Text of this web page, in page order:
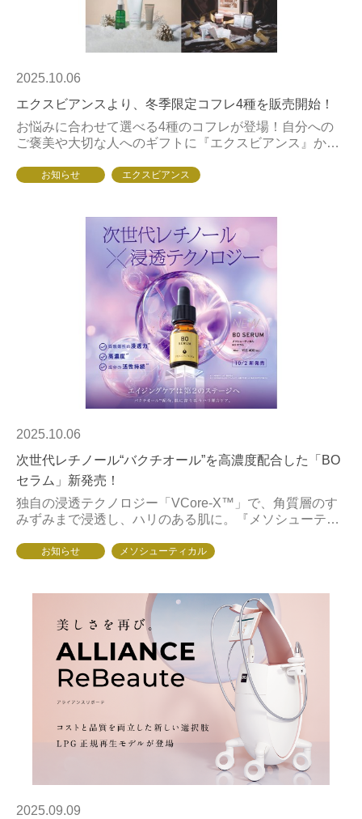
2025.10.06
エクスビアンスより、冬季限定コフレ4種を販売開始！
お悩みに合わせて選べる4種のコフレが登場！自分への
ご褒美や大切な人へのギフトに『エクスビアンス』から
スビアンス取扱店にて販売開始いたします。近年高...
お知らせ エクスビアンス
2025.10.06
次世代レチノール“バクチオール”を高濃度配合した「BO
セラム」新発売！
独自の浸透テクノロジー「VCore-X™」で、角質層のす
みずみまで浸透し、ハリのある肌に。『メソシューティ
0月2日（木）よりサロン専売にて発売！...
お知らせ メソシューティカル
2025.09.09